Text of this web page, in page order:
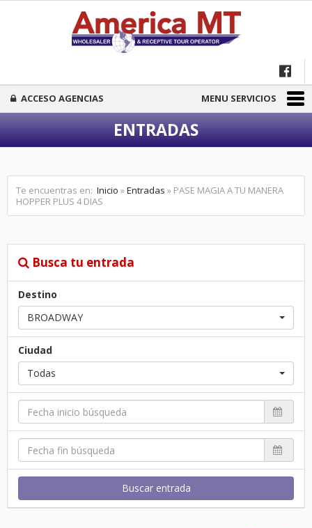
ACCESO AGENCIAS MENU SERVICIOS
ENTRADAS
Te encuentras en: Inicio »Entradas » PASE MAGIA A TU MANERA
HOPPER PLUS 4 DIAS
Busca tu entrada
Destino
BROADWAY
Ciudad
Todas
Buscar entrada